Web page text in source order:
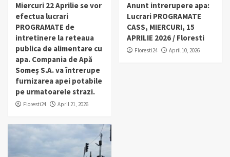
Miercuri 22 Aprilie se vor
efectua lucrari
PROGRAMATE de
intretinere la reteaua
publica de alimentare cu
apa. Compania de Apă
Someș S.A. va întrerupe
furnizarea apei potabile
pe urmatoarele strazi.
Floresti24 April 21, 2026
Anunt intrerupere apa:
Lucrari PROGRAMATE
CASS, MIERCURI, 15
APRILIE 2026 / Floresti
Floresti24 April 10, 2026